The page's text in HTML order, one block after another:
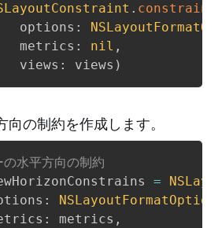
.
options
:
metrics
: nil ,
views
: views )
の制約を作成します。
水平方向の制約
=
:
: metrics ,